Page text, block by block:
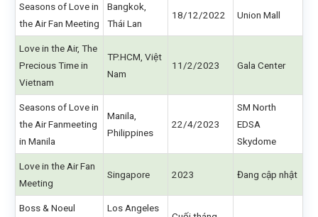
Seasons of Love in
the Air Fan Meeting
Bangkok,
Thái Lan
18/12/2022 Union Mall
Love in the Air, The
Precious Time in
Vietnam
TP.HCM, Việt
Nam
11/2/2023 Gala Center
Seasons of Love in
the Air Fanmeeting
in Manila
Manila,
Philippines
22/4/2023
SM North
EDSA
Skydome
Love in the Air Fan
Meeting
Singapore 2023 Đang cập nhật
Boss & Noeul
Los Angeles